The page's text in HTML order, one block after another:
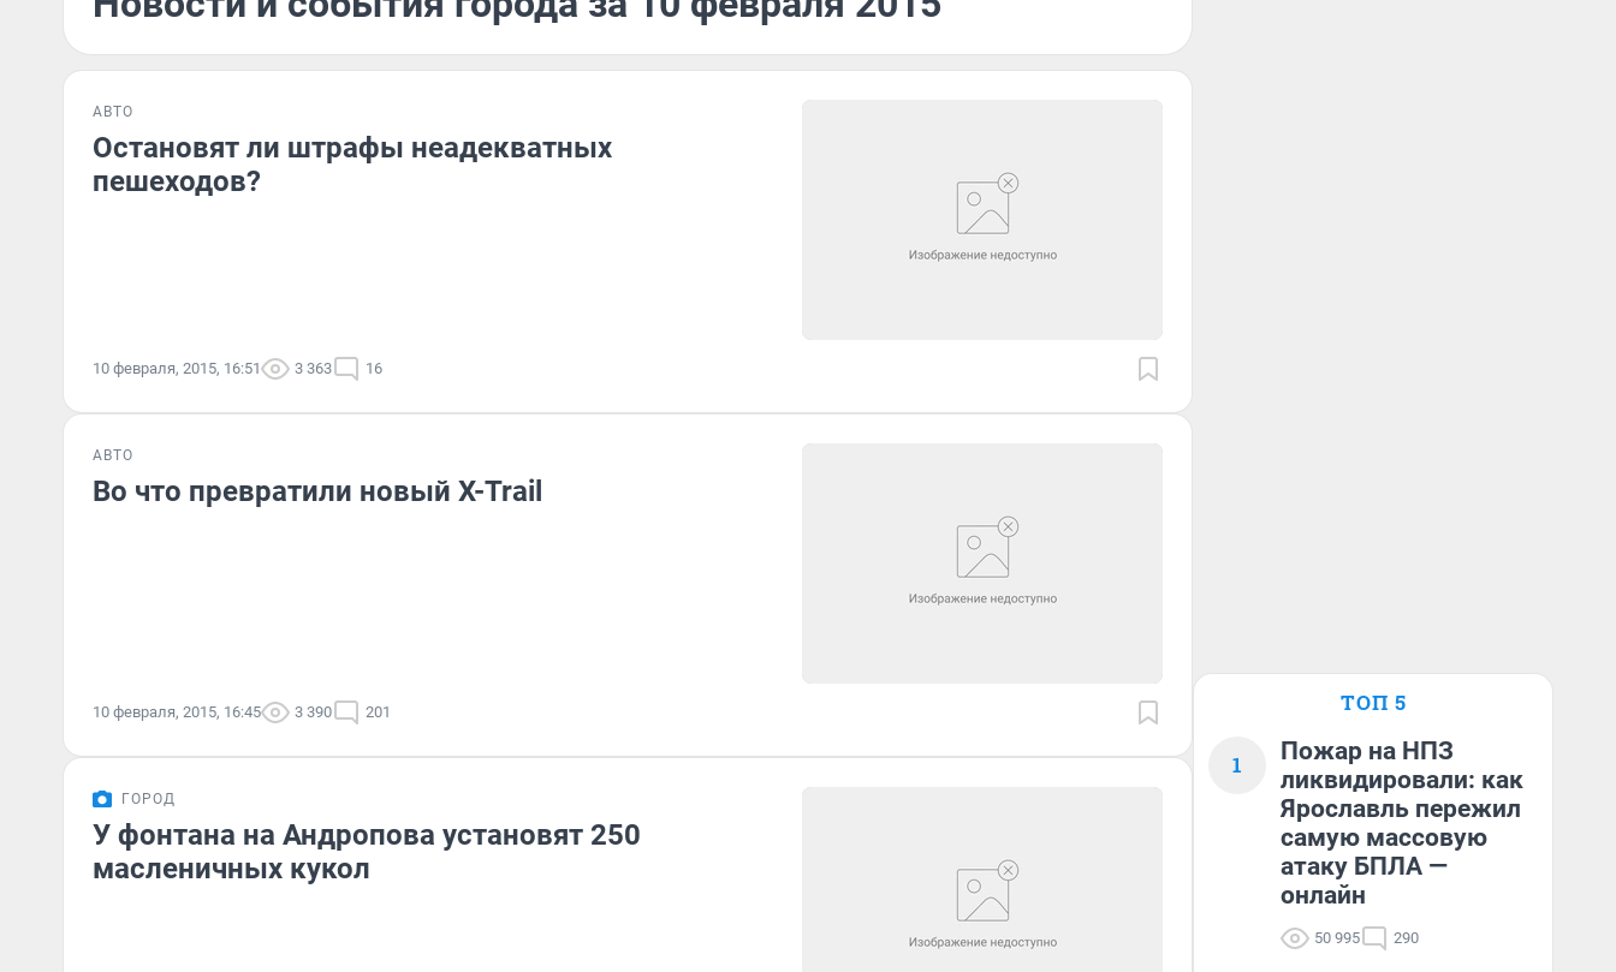
АВТО
Остановят ли штрафы неадекватных
пешеходов?
10 февраля, 2015, 16:51 3 363 16
АВТО
Во что превратили новый X-Trail
10 февраля, 2015, 16:45 3 390 201
ГОРОД
У фонтана на Андропова установят 250
масленичных кукол
ТОП 5
1
Пожар на НПЗ
ликвидировали: как
Ярославль пережил
самую массовую
атаку БПЛА —
онлайн
50 995 290